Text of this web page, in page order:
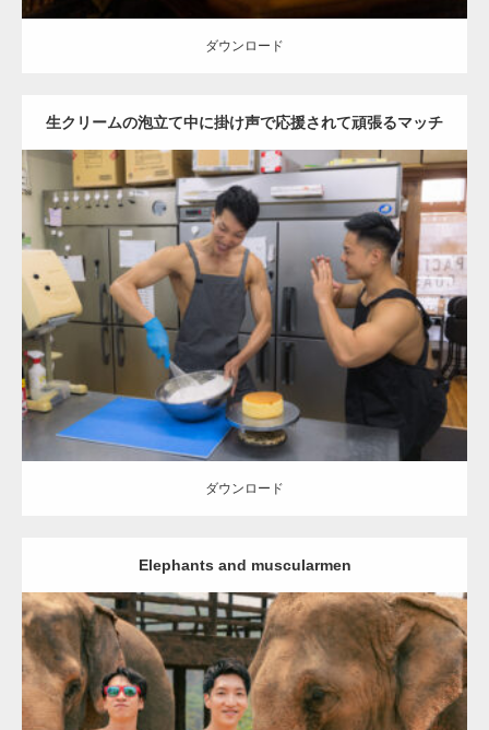
ダウンロード
生クリームの泡立て中に掛け声で応援されて頑張るマッチ
ョ
Update:2023.02.11
Category: ケーキ屋さんのマッチョ オレンジの人 AKIHITO(細マッチ
TOSHI(大胸筋) 肩 和白 (福岡)
ダウンロード
ダウンロード
Elephants and muscularmen
Update:2023.08.6
象とマッチョ in チェンマイ(タイ) オレンジの人
SOSUKE